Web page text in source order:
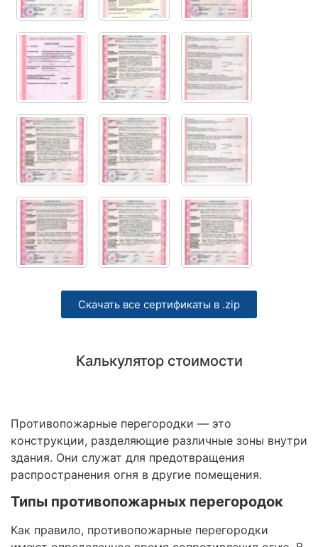
Скачать все сертификаты в .zip
Калькулятор стоимости
Противопожарные перегородки — это
конструкции, разделяющие различные зоны внутри
здания. Они служат для предотвращения
распространения огня в другие помещения.
Типы противопожарных перегородок
Как правило, противопожарные перегородки